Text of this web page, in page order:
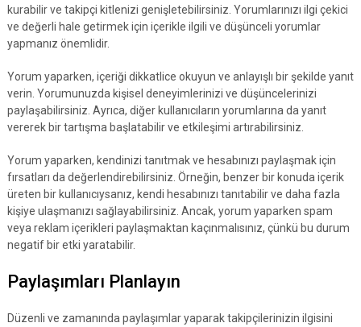
kurabilir ve takipçi kitlenizi genişletebilirsiniz. Yorumlarınızı ilgi çekici
ve değerli hale getirmek için içerikle ilgili ve düşünceli yorumlar
yapmanız önemlidir.
Yorum yaparken, içeriği dikkatlice okuyun ve anlayışlı bir şekilde yanıt
verin. Yorumunuzda kişisel deneyimlerinizi ve düşüncelerinizi
paylaşabilirsiniz. Ayrıca, diğer kullanıcıların yorumlarına da yanıt
vererek bir tartışma başlatabilir ve etkileşimi artırabilirsiniz.
Yorum yaparken, kendinizi tanıtmak ve hesabınızı paylaşmak için
fırsatları da değerlendirebilirsiniz. Örneğin, benzer bir konuda içerik
üreten bir kullanıcıysanız, kendi hesabınızı tanıtabilir ve daha fazla
kişiye ulaşmanızı sağlayabilirsiniz. Ancak, yorum yaparken spam
veya reklam içerikleri paylaşmaktan kaçınmalısınız, çünkü bu durum
negatif bir etki yaratabilir.
Paylaşımları Planlayın
Düzenli ve zamanında paylaşımlar yaparak takipçilerinizin ilgisini